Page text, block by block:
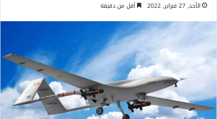
الأحد, 27 فبراير, 2022 أقل من دقيقة